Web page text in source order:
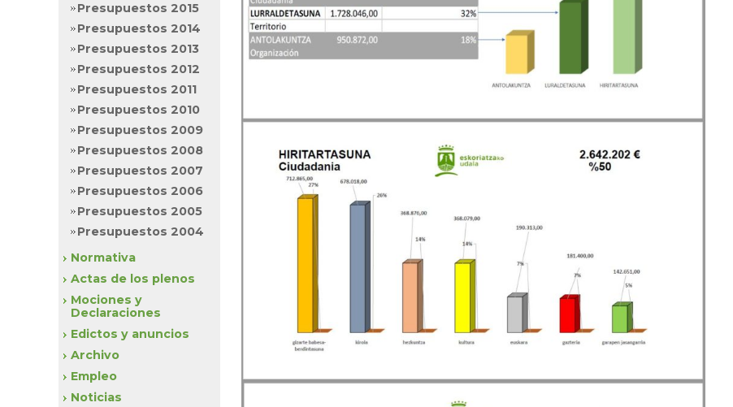
Presupuestos 2015
Presupuestos 2014
Presupuestos 2013
Presupuestos 2012
Presupuestos 2011
Presupuestos 2010
Presupuestos 2009
Presupuestos 2008
Presupuestos 2007
Presupuestos 2006
Presupuestos 2005
Presupuestos 2004
Normativa
Actas de los plenos
Mociones y
Declaraciones
Edictos y anuncios
Archivo
Empleo
Noticias